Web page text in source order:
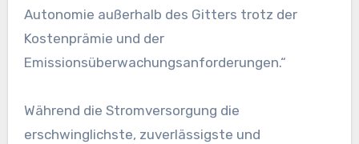
Autonomie außerhalb des Gitters trotz der
Kostenprämie und der
Emissionsüberwachungsanforderungen.“
Während die Stromversorgung die
erschwinglichste, zuverlässigste und